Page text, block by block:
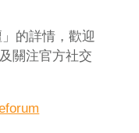
的詳情，歡迎
及關注官方社交